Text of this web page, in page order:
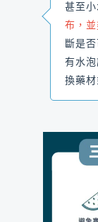
甚至
布，
斷是
有水
換藥材